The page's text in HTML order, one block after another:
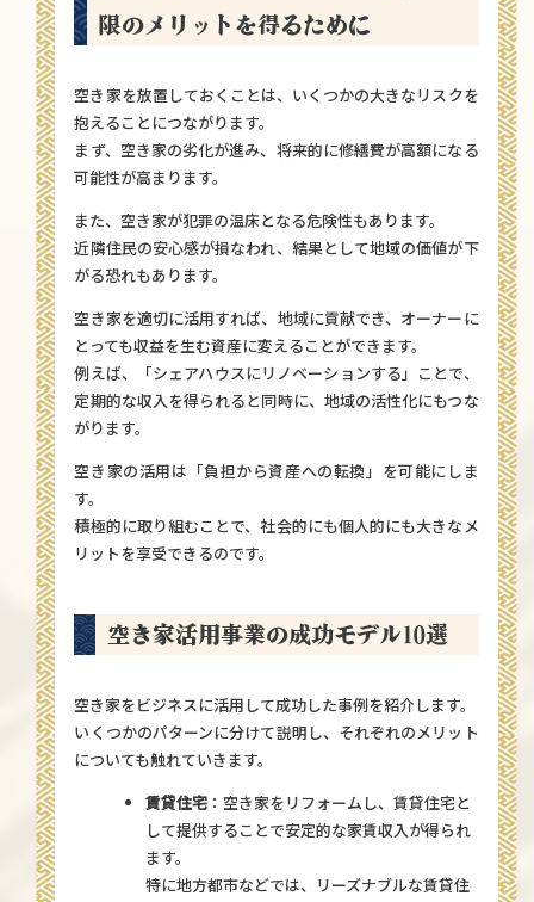
限のメリットを得るために
空き家を放置しておくことは、いくつかの大きなリスクを
抱えることにつながります。
まず、空き家の劣化が進み、将来的に修繕費が高額になる
可能性が高まります。
また、空き家が犯罪の温床となる危険性もあります。
近隣住民の安心感が損なわれ、結果として地域の価値が下
がる恐れもあります。
空き家を適切に活用すれば、地域に貢献でき、オーナーに
とっても収益を生む資産に変えることができます。
例えば、「シェアハウスにリノベーションする」ことで、
定期的な収入を得られると同時に、地域の活性化にもつな
がります。
空き家の活用は「負担から資産への転換」を可能にしま
す。
積極的に取り組むことで、社会的にも個人的にも大きなメ
リットを享受できるのです。
空き家活用事業の成功モデル10選
空き家をビジネスに活用して成功した事例を紹介します。
いくつかのパターンに分けて説明し、それぞれのメリット
についても触れていきます。
賃貸住宅 ：空き家をリフォームし、賃貸住宅と
して提供することで安定的な家賃収入が得られ
ます。
特に地方都市などでは、リーズナブルな賃貸住